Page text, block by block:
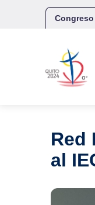
Red
al